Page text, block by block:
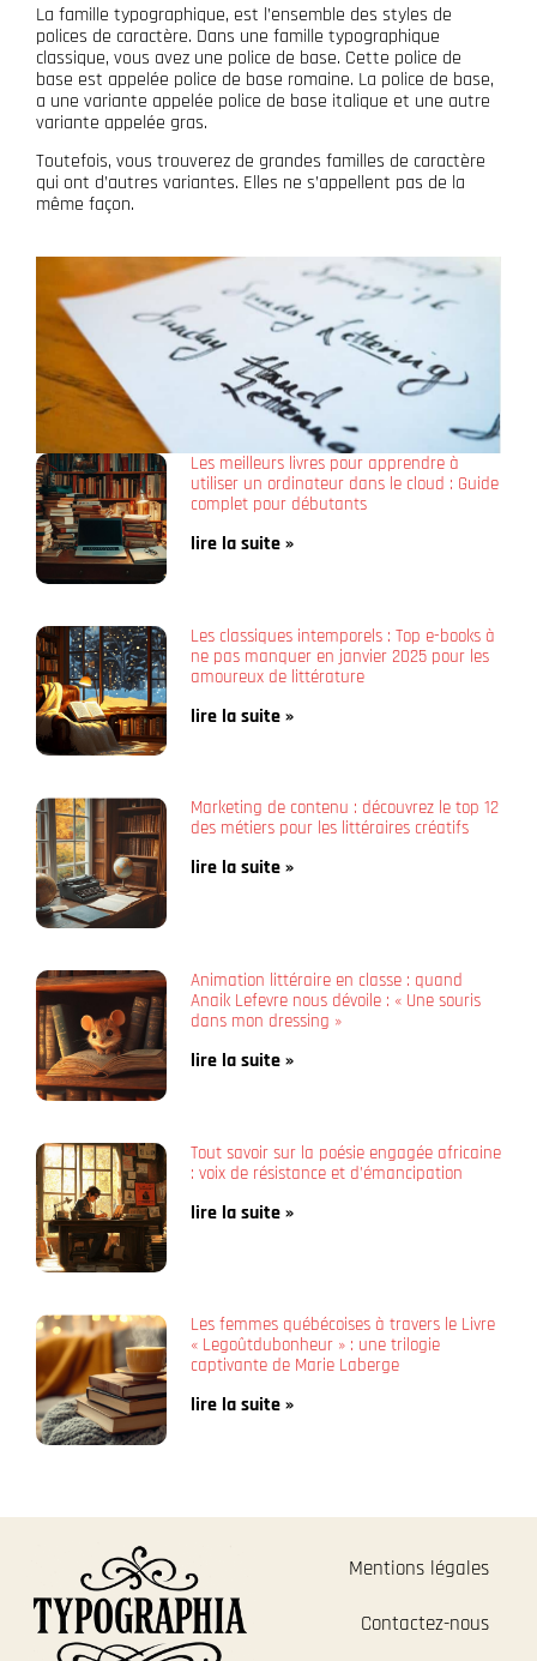
La famille typographique, est l’ensemble des styles de
polices de caractère. Dans une famille typographique
classique, vous avez une police de base. Cette police de
base est appelée police de base romaine. La police de base,
a une variante appelée police de base italique et une autre
variante appelée gras.
Toutefois, vous trouverez de grandes familles de caractère
qui ont d’autres variantes. Elles ne s’appellent pas de la
même façon.
Les meilleurs livres pour apprendre à
utiliser un ordinateur dans le cloud : Guide
complet pour débutants
lire la suite »
Les classiques intemporels : Top e-books à
ne pas manquer en janvier 2025 pour les
amoureux de littérature
lire la suite »
Marketing de contenu : découvrez le top 12
des métiers pour les littéraires créatifs
lire la suite »
Animation littéraire en classe : quand
Anaik Lefevre nous dévoile : « Une souris
dans mon dressing »
lire la suite »
Tout savoir sur la poésie engagée africaine
: voix de résistance et d’émancipation
lire la suite »
Les femmes québécoises à travers le Livre
« Legoûtdubonheur » : une trilogie
captivante de Marie Laberge
lire la suite »
Mentions légales
Contactez-nous